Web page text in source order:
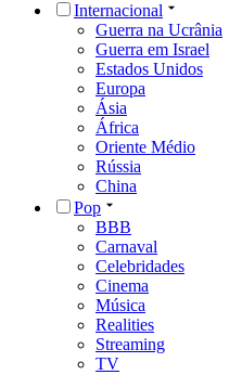
Internacional
Guerra na Ucrânia
Guerra em Israel
Estados Unidos
Europa
Ásia
África
Oriente Médio
Rússia
China
Pop
BBB
Carnaval
Celebridades
Cinema
Música
Realities
Streaming
TV